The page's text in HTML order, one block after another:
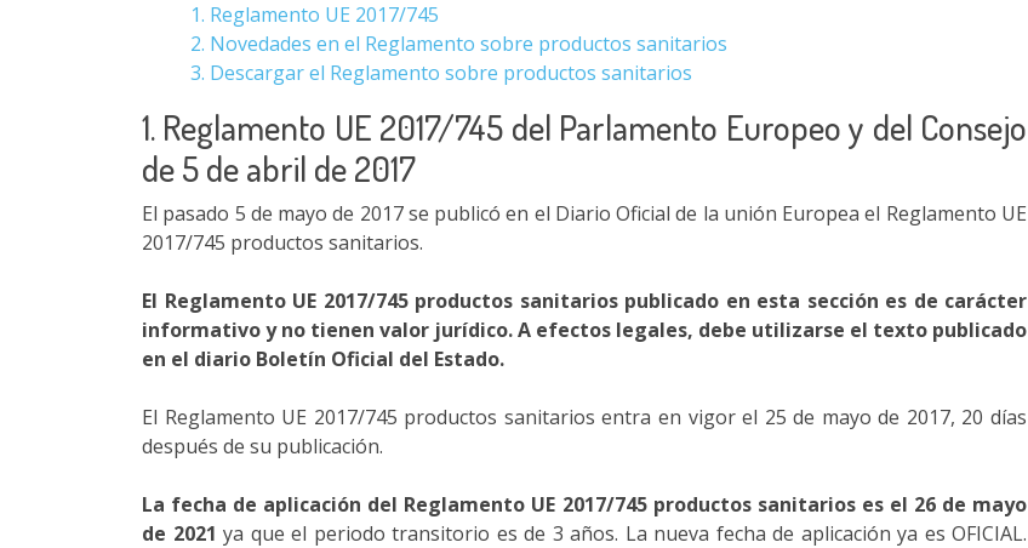
1. Reglamento UE 2017/745
2. Novedades en el Reglamento sobre productos sanitarios
3. Descargar el Reglamento sobre productos sanitarios
1. Reglamento UE 2017/745 del Parlamento Europeo y del Consejo
de 5 de abril de 2017
El pasado 5 de mayo de 2017 se publicó en el Diario Oficial de la unión Europea el Reglamento UE
2017/745 productos sanitarios.
El Reglamento UE 2017/745 productos sanitarios publicado en esta sección es de carácter
informativo y no tienen valor jurídico. A efectos legales, debe utilizarse el texto publicado
en el diario Boletín Oficial del Estado.
El Reglamento UE 2017/745 productos sanitarios entra en vigor el 25 de mayo de 2017, 20 días
después de su publicación.
La fecha de aplicación del Reglamento UE 2017/745 productos sanitarios es el 26 de mayo
de 2021 ya que el periodo transitorio es de 3 años. La nueva fecha de aplicación ya es OFICIAL.